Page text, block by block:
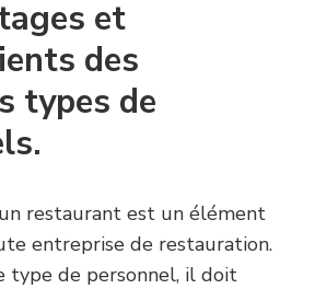
et
des
types de
restaurant est un élément
entreprise de restauration.
type de personnel, il doit